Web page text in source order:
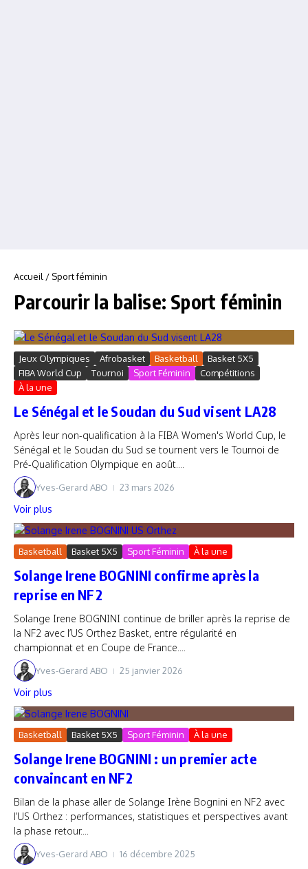
Accueil / Sport féminin
Parcourir la balise: Sport féminin
Jeux Olympiques Afrobasket Basketball
Basket 5X5
FIBA World Cup
Tournoi Sport Féminin
Compétitions
À la une
Le Sénégal et le Soudan du Sud visent LA28
Après leur non-qualification à la FIBA Women's World Cup, le
Sénégal et le Soudan du Sud se tournent vers le Tournoi de
Pré-Qualification Olympique en août....
Yves-Gerard ABO 23 mars 2026
Voir plus
Basketball Basket 5X5 Sport Féminin À la une
Solange Irene BOGNINI confirme après la
reprise en NF2
Solange Irene BOGNINI continue de briller après la reprise de
la NF2 avec l’US Orthez Basket, entre régularité en
championnat et en Coupe de France....
Yves-Gerard ABO 25 janvier 2026
Voir plus
Basketball Basket 5X5 Sport Féminin À la une
Solange Irene BOGNINI : un premier acte
convaincant en NF2
Bilan de la phase aller de Solange Irène Bognini en NF2 avec
l’US Orthez : performances, statistiques et perspectives avant
la phase retour....
Yves-Gerard ABO 16 décembre 2025